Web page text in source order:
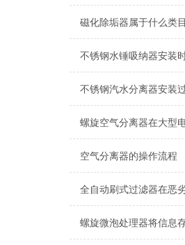
磁化除垢器属于什么类目
空气分离器的操作流程